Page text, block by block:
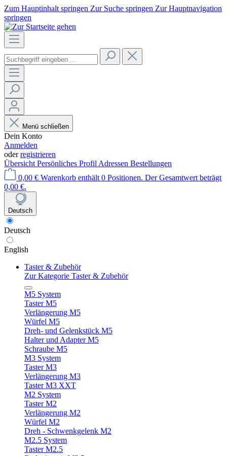
Zum Hauptinhalt springen Zur Suche springen Zur Hauptnavigation
springen
Menü schließen
Dein Konto
Anmelden
oderregistrieren
Übersicht Persönliches Profil Adressen Bestellungen
0,00 € Warenkorb enthält 0 Positionen. Der Gesamtwert beträgt
0,00 €.
Deutsch
Deutsch
English
Taster & Zubehör
Zur Kategorie Taster & Zubehör
M5 System
Taster M5
Verlängerung M5
Würfel M5
Dreh- und Gelenkstück M5
Halter und Adapter M5
Schraube M5
M3 System
Taster M3
Verlängerung M3
Taster M3 XXT
M2 System
Taster M2
Verlängerung M2
Würfel M2
Dreh - Schwenkgelenk M2
M2.5 System
Taster M2.5